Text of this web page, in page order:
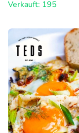
Verkauft: 195